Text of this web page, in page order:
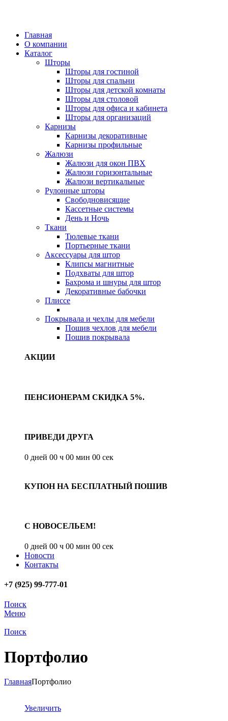
Главная
О компании
Каталог
Шторы
Шторы для гостиной
Шторы для спальни
Шторы для детской комнаты
Шторы для столовой
Шторы для офиса и кабинета
Шторы для организаций
Карнизы
Карнизы декоративные
Карнизы профильные
Жалюзи
Жалюзи для окон ПВХ
Жалюзи горизонтальные
Жалюзи вертикальные
Рулонные шторы
Свободновисящие
Кассетные системы
День и Ночь
Ткани
Тюлевые ткани
Портьерные ткани
Аксессуары для штор
Клипсы магнитные
Подхваты для штор
Бахрома и шнуры для штор
Декоративные бабочки
Плиссе
Покрывала и чехлы для мебели
Пошив чехлов для мебели
Пошив покрывала
АКЦИИ
ПЕНСИОНЕРАМ СКИДКА 5%.
ПРИВЕДИ ДРУГА
0 дней 00 ч 00 мин 00 сек
КУПОН НА БЕСПЛАТНЫЙ ПОШИВ
С НОВОСЕЛЬЕМ!
0 дней 00 ч 00 мин 00 сек
Новости
Контакты
+7 (925) 99-777-01
Поиск
Меню
Поиск
Портфолио
ГлавнаяПортфолио
Увеличить